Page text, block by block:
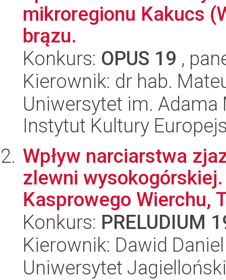
mikroregionu Kakucs
brązu.
Konkurs: OPUS 19 ,
Kierownik: dr hab.
Uniwersytet im.
Instytut Kultury
Wpływ narciarstwa
zlewni
Kasprowego Wierchu,
Konkurs: PRELUDIUM
Kierownik: Dawid
Uniwersytet